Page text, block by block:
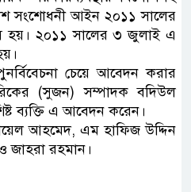
সংশোধনী আইন ২০১১ সালের
হয়। ২০১১ সালের ৩ জুলাই এ
চেয়ে আবেদন করার
(সুজন) সম্পাদক বদিউল
ব্যক্তি এ আবেদন করেন।
আহমেদ, এম হাফিজ উদ্দিন
রহমান।